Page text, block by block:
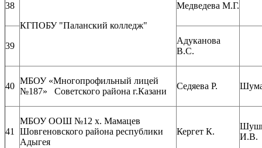
38
КГПОБУ "Паланский колледж"
Медведева М.Г.
39
Адуканова
В.С.
40
МБОУ «Многопрофильный лицей
№187» Советского района г.Казани
Седяева Р.
41
МБОУ ООШ №12 х. Мамацев
Шовгеновского района республики
Адыгея
Кергет К.
И.В.